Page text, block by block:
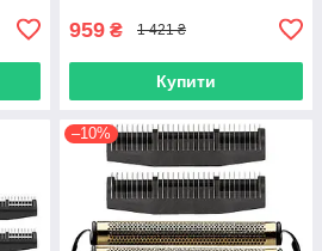
959 ₴ 1 421 ₴
Купити
–10%